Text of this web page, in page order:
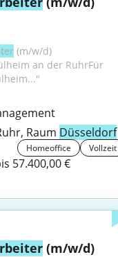
(m/w/d)
an der RuhrFür
Raum Düsseldorf
Homeoffice Vollzeit
57.400,00 €
(m/w/d)